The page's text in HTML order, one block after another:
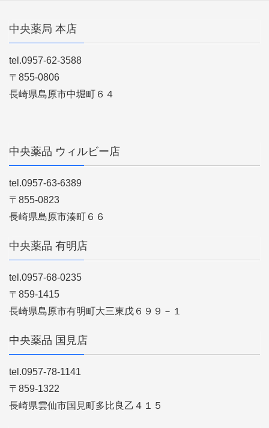
中央薬局 本店
tel.0957-62-3588
〒855-0806
長崎県島原市中堀町６４
中央薬品 ウィルビー店
tel.0957-63-6389
〒855-0823
長崎県島原市湊町６６
中央薬品 有明店
tel.0957-68-0235
〒859-1415
長崎県島原市有明町大三東戊６９９－１
中央薬品 国見店
tel.0957-78-1141
〒859-1322
長崎県雲仙市国見町多比良乙４１５